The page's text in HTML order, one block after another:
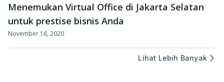
Menemukan Virtual Office di Jakarta Selatan
untuk prestise bisnis Anda
November 16, 2020
Lihat Lebih Banyak